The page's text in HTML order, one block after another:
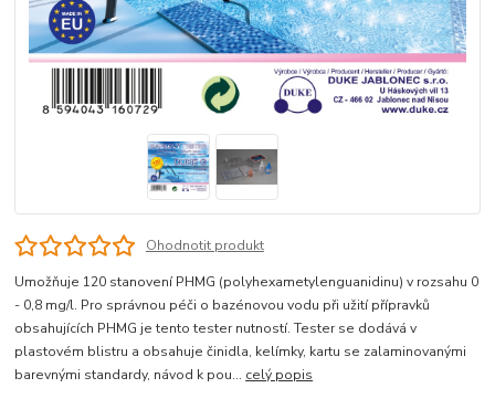
Ohodnotit produkt
Umožňuje 120 stanovení PHMG (polyhexametylenguanidinu) v rozsahu 0
- 0,8 mg/l. Pro správnou péči o bazénovou vodu při užití přípravků
obsahujících PHMG je tento tester nutností. Tester se dodává v
plastovém blistru a obsahuje činidla, kelímky, kartu se zalaminovanými
barevnými standardy, návod k pou... celý popis